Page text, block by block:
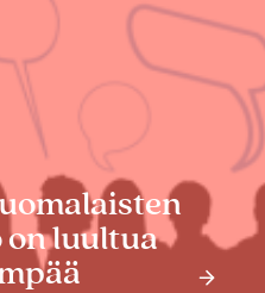
on luultua